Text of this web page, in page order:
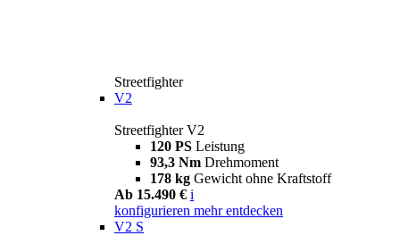
Streetfighter
V2
Streetfighter V2
120 PS Leistung
93,3 Nm Drehmoment
178 kg Gewicht ohne Kraftstoff
Ab 15.490 € i
konfigurieren mehr entdecken
V2 S